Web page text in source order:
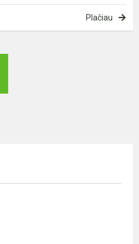
Plačiau